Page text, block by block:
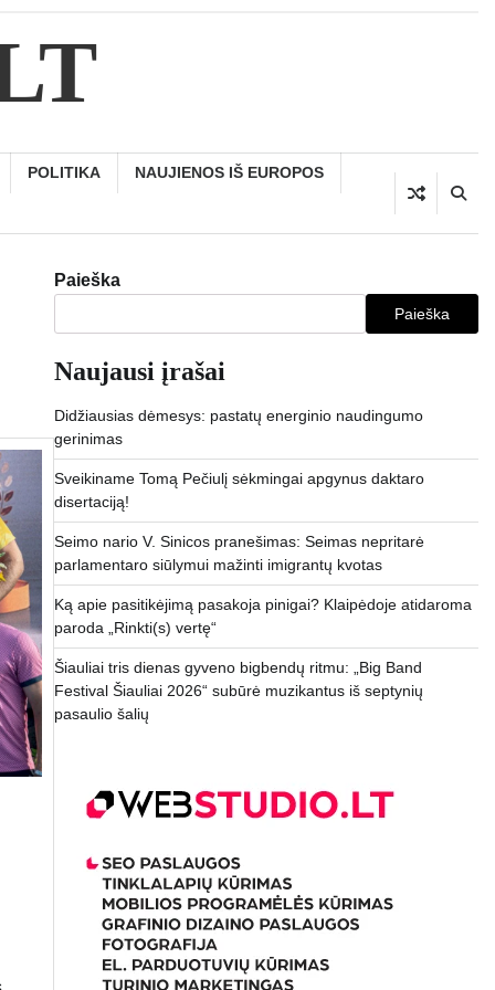
POLITIKA NAUJIENOS IŠ EUROPOS
Paieška
Paieška
Naujausi įrašai
Didžiausias dėmesys: pastatų energinio naudingumo
gerinimas
Sveikiname Tomą Pečiulį sėkmingai apgynus daktaro
disertaciją!
Seimo nario V. Sinicos pranešimas: Seimas nepritarė
parlamentaro siūlymui mažinti imigrantų kvotas
Ką apie pasitikėjimą pasakoja pinigai? Klaipėdoje atidaroma
paroda „Rinkti(s) vertę“
Šiauliai tris dienas gyveno bigbendų ritmu: „Big Band
Festival Šiauliai 2026“ subūrė muzikantus iš septynių
pasaulio šalių